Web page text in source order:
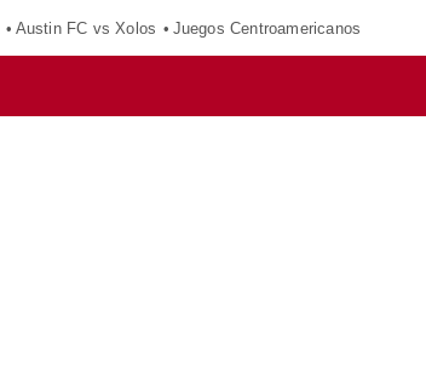
Austin FC vs Xolos Juegos Centroamericanos